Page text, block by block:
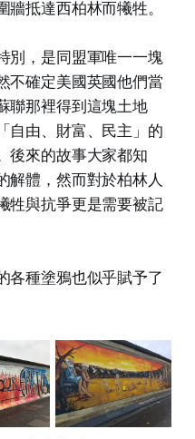
抵達西柏林而犧牲。
別，是同盟軍唯一一塊
不確定美國英國他們當
聯那裡得到這塊土地
自由、財富、民主」的
後來的故事大家都知
解體，然而對於柏林人
牲與抗爭更是需要被記
各種塗鴉也似乎賦予了